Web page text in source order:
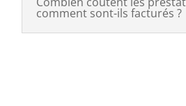
comment sont-ils facturés ?